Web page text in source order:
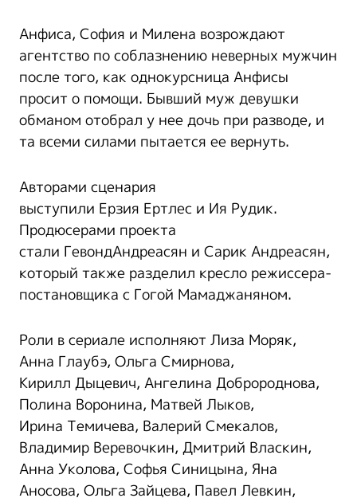
Анфиса, София и Милена возрождают
агентство по соблазнению неверных мужчин
после того, как однокурсница Анфисы
просит о помощи. Бывший муж девушки
обманом отобрал у нее дочь при разводе, и
та всеми силами пытается ее вернуть.
Авторами сценария
выступили Ерзия Ертлес и Ия Рудик.
Продюсерами проекта
стали ГевондАндреасян и Сарик Андреасян,
который также разделил кресло режиссера-
постановщика с Гогой Мамаджаняном.
Роли в сериале исполняют Лиза Моряк,
Анна Глаубэ, Ольга Смирнова,
Кирилл Дыцевич, Ангелина Добророднова,
Полина Воронина, Матвей Лыков,
Ирина Темичева, Валерий Смекалов,
Владимир Веревочкин, Дмитрий Власкин,
Анна Уколова, Софья Синицына, Яна
Аносова, Ольга Зайцева, Павел Левкин,